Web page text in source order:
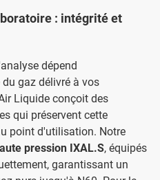
: intégrité et
dépend
gaz délivré à vos
Liquide conçoit des
qui préservent cette
point d'utilisation. Notre
pression IXAL.S, équipés
garantissant un